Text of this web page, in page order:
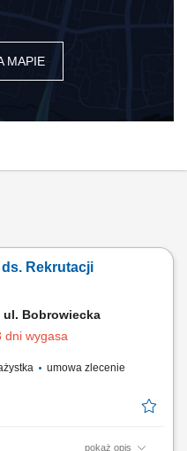
MAPIE
Rekrutacji
ul. Bobrowiecka
dni wygasa
umowa zlecenie
pokaż opis